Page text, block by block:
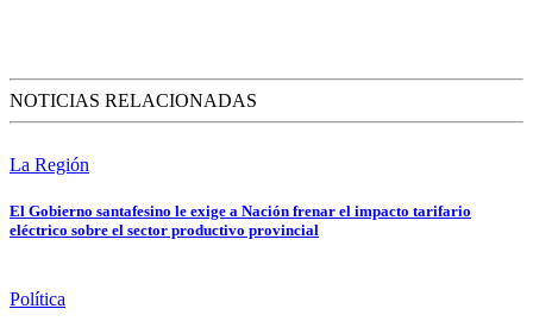
NOTICIAS RELACIONADAS
La Región
El Gobierno santafesino le exige a Nación frenar el impacto tarifario
eléctrico sobre el sector productivo provincial
Política